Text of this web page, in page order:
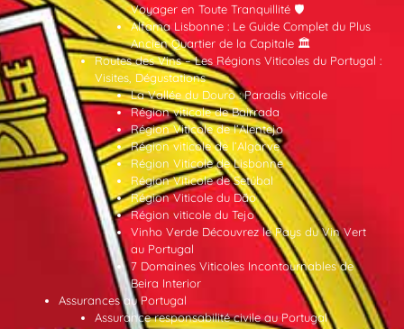
Voyager en Toute Tranquillité 🛡️
Alfama Lisbonne : Le Guide Complet du Plus
Ancien Quartier de la Capitale 🏛️
Routes des Vins – Les Régions Viticoles du Portugal :
Visites, Dégustations
La Vallée du Douro : Paradis viticole
Région viticole de Bairrada
Région Viticole de l’Alentejo
Région viticole de l’Algarve
Région Viticole de Lisbonne
Région Viticole de Setúbal
Région Viticole du Dão
Région viticole du Tejo
Vinho Verde Découvrez le Pays du Vin Vert
au Portugal
7 Domaines Viticoles Incontournables de
Beira Interior
Assurances au Portugal
Assurance responsabilité civile au Portugal